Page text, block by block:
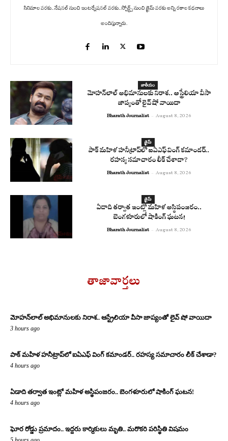
సినిమాల వరకు.. నేషనల్ నుంచి ఇంటర్నేషనల్ వరకు.. స్పోర్ట్స్ నుంచి క్రైమ్ వరకు అన్ని రకాల కథనాలు
అందిస్తున్నారు.
జాతీయం
మోహన్‌లాల్ అభిమానులకు నిరాశ.. ఆస్ట్రేలియా వీసా
జాప్యంతో లైవ్ షో వాయిదా
Bharath Journalist - August 8, 2026
క్రైమ్
పాక్ మహిళ హనీట్రాప్‌లో ఐఏఎఫ్ వింగ్ కమాండర్..
రహస్య సమాచారం లీక్ చేశాడా?
Bharath Journalist - August 8, 2026
క్రైమ్
ఏడాది తర్వాత ఇంట్లో మహిళ అస్థిపంజరం..
బెంగళూరులో షాకింగ్ ఘటన!
Bharath Journalist - August 8, 2026
తాజావార్తలు
మోహన్‌లాల్ అభిమానులకు నిరాశ.. ఆస్ట్రేలియా వీసా జాప్యంతో లైవ్ షో వాయిదా
3 hours ago
పాక్ మహిళ హనీట్రాప్‌లో ఐఏఎఫ్ వింగ్ కమాండర్.. రహస్య సమాచారం లీక్ చేశాడా?
4 hours ago
ఏడాది తర్వాత ఇంట్లో మహిళ అస్థిపంజరం.. బెంగళూరులో షాకింగ్ ఘటన!
4 hours ago
ఘోర రోడ్డు ప్రమాదం.. ఇద్దరు కార్మికులు మృతి.. మరొకరి పరిస్థితి విషమం